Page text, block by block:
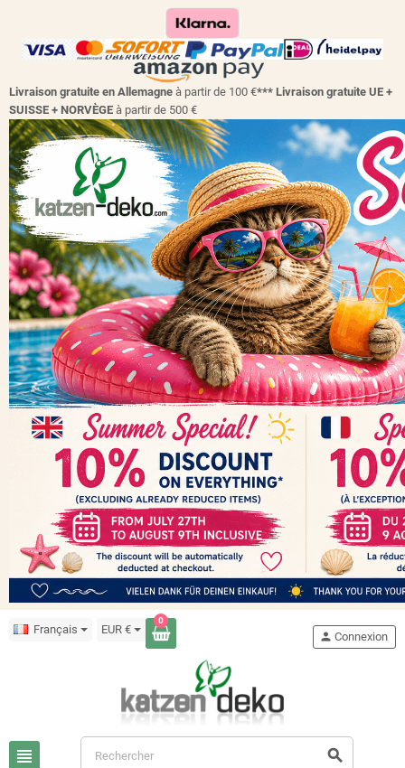
Livraison gratuite en Allemagne à partir de 100 €*** Livraison gratuite UE +
SUISSE + NORVÈGE à partir de 500 €
Français EUR €
0
view_headline search
person Connexion